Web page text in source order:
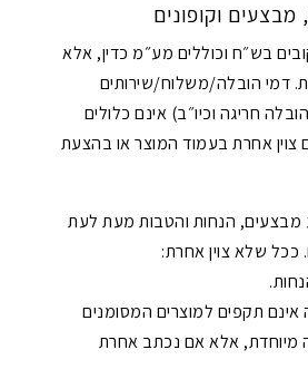
בש״ח וכוללים מע״מ כדין, אלא
דמי הובלה/משלוח/שירותים
חריגה וכיו״ב) אינם כלולים
אחרת בעמוד המוצר או בהצעת
הנחות והטבות מעת לעת
ככל שלא צוין אחרת:
אינם תקפים למוצרים המסומנים
מיוחדת, אלא אם נכתב אחרת